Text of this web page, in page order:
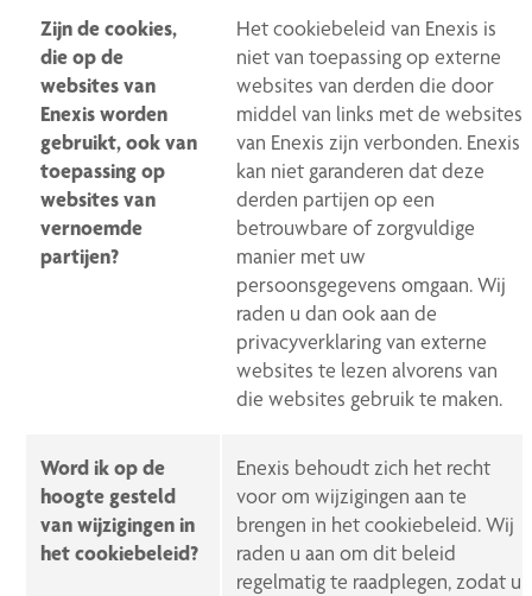
Zijn de cookies,
die op de
websites van
Enexis worden
gebruikt, ook van
toepassing op
websites van
vernoemde
partijen?
Het cookiebeleid van Enexis is
niet van toepassing op externe
websites van derden die door
middel van links met de websites
van Enexis zijn verbonden. Enexis
kan niet garanderen dat deze
derden partijen op een
betrouwbare of zorgvuldige
manier met uw
persoonsgegevens omgaan. Wij
raden u dan ook aan de
privacyverklaring van externe
websites te lezen alvorens van
die websites gebruik te maken.
Word ik op de
hoogte gesteld
van wijzigingen in
het cookiebeleid?
Enexis behoudt zich het recht
voor om wijzigingen aan te
brengen in het cookiebeleid. Wij
raden u aan om dit beleid
regelmatig te raadplegen, zodat u